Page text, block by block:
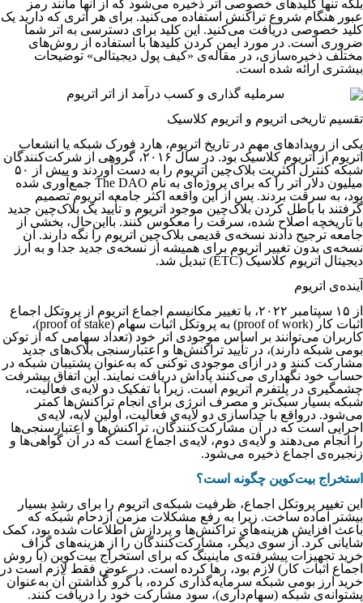
بلکه تنها کلیدهای خصوصی اتر ذخیره می‌شود که از آنها مانند رمز
عبور هنگام شروع تراکنش استفاده می‌کنید. برای هر اتری که دارید یک
کلید خصوصی دریافت می‌کنید. این کلید برای دسترسی به اتر شما
ضروری است. در مورد ایمن کردن کلیدها با استفاده از روش‌های
مختلف ذخیره‌سازی، در مقاله‌ی «کیف پول دیجیتالی» توضیحات
بیشتری ارائه شده است.
تقسیم تاریخی اتریوم و اتریوم کلاسیک
یکی از رویدادهای مهم در تاریخ اتریوم، هارد فورک شبکه یا انشعاب
اتریوم از اتریوم کلاسیک بود. در سال ۲۰۱۶، گروهی از شرکت‌کنندگان
شبکه کنترل اکثریت بلاک‌چین اتریوم را به دست آوردند و بیش از ۵۰
میلیون دلار اتر را که برای پروژه‌ای به نام The DAO جمع‌آوری شده
بود، به سرقت بردند. پس از این واقعه اکثر جامعه اتریوم تصمیم
گرفتند با باطل کردن بلاک‌چین موجود اتریوم و تأیید یک بلاک‌چین جدید
با تاریخچه اصلاح شده، سرقت را معکوس کنند. بااین‌حال، بخشی از
جامعه ترجیح دادند نسخه‌ی قدیمی بلاک‌چین اتریوم را نگه دارند. آن
نسخه‌ی بدون تغییر اتریوم برای همیشه از نسخه‌ی جدید جدا و به ارز
دیجیتال اتریوم کلاسیک (ETC) تبدیل شد.
آینده‌ی اتریوم
از ۱۵ سپتامبر ۲۰۲۲، با تغییر مکانیسم اجماع اتریوم از پروتکل اجماع
اثبات کار (proof of work) به پروتکل اثبات سهام (proof of stake)،
کاربران می‌توانند بر اساس موجودی اتر خود (تعداد سهامی که از توکن
بومی شبکه دارند)، در تأیید تراکنش‌ها و اعتبارسنجی بلاک‌های جدید
مشارکت کنند و در ازای موجودی توکنی که به‌عنوان پشتیبان شبکه در
حساب خود نگهداری می‌کنند پاداش دریافت نمایند. این اتفاق پیشرفت
چشمگیری در پلتفرم اتریوم است. زیرا با تفکیک دو لایه‌ی فعالیت،
شبکه بسیار سبک‌تر و مصرف انرژی برای انجام تراکنش‌ها کمتر
می‌شود. درواقع با جداسازی دو لایه‌ی فعالیت، اولین لایه، لایه‌ی
اجرایی است که در آن مشارکت‌کنندگان، تراکنش‌ها و اعتبارسنجی‌ها
را انجام می‌دهند و لایه‌ی دوم، لایه‌ی اجماع است که در آن گواهی‌ها و
زنجیره‌ی اجماع ذخیره می‌شود.
استخراج بیت‌کوین چگونه است؟
این تغییر پروتکل اجماع، ظرفیت شبکه‌ی اتریوم را برای رشدِ بسیار
بیشتر آماده ساخت. زیرا به رفع مشکلات مزمن ازدحام شبکه که
باعث افزایش هزینه‌های تراکنش‌ها و پردازش اطلاعات شده بود، کمک
شایانی کرد. از سوی دیگر، مشارکت‌کنندگان را از هزینه‌های گزاف
خرید تجهیزات پیشرفته‌ی ماینینگ که برای استخراج بیت‌کوین (با روش
اجماع اثبات کار) لازم بود، رها کرده است. در عوض فقط لازم است در
خرید ارز بومی شبکه سرمایه‌گذاری کرده، با گرو گذاشتن آن به‌عنوان
پشتوانه‌ی شبکه (سهام‌داری)، سود مشارکت خود را دریافت کنند.